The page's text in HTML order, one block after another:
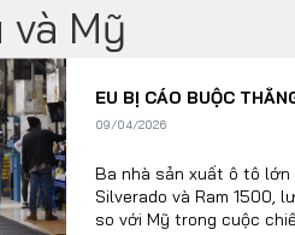
XE XANH
Xe khác
Hybrid
Xe điện
Mỹ
EU BỊ CÁO BUỘC
09/04/2026
Ba nhà sản xuất ô tô lớn
Silverado và Ram 1500,
so với Mỹ trong cuộc